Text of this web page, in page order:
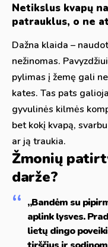
Netikslus kvapų
patrauklus, o ne
Dažna klaida –
nežinomas.
pylimas į žemę gali
kates. Tas pats
gyvulinės kilmės
bet kokį kvapą,
ar ją traukia.
Žmonių
darže?
„Bandėm su
aplink lysves.
lietų dingo